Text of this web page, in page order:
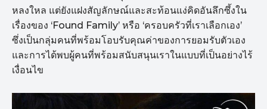
หลงใหล แต่ยังแฝงสัญลักษณ์และสะท้อนแง่คิดอันลึกซึ้งใน
เรื่องของ ‘Found Family’ หรือ ‘ครอบครัวที่เราเลือกเอง’
ซึ่งเป็นกลุ่มคนที่พร้อมโอบรับคุณค่าของการยอมรับตัวเอง
และการได้พบผู้คนที่พร้อมสนับสนุนเราในแบบที่เป็นอย่างไร้
เงื่อนไข